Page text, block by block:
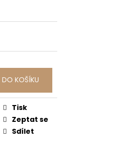
DO KOŠÍKU
Tisk
Zeptat se
Sdílet